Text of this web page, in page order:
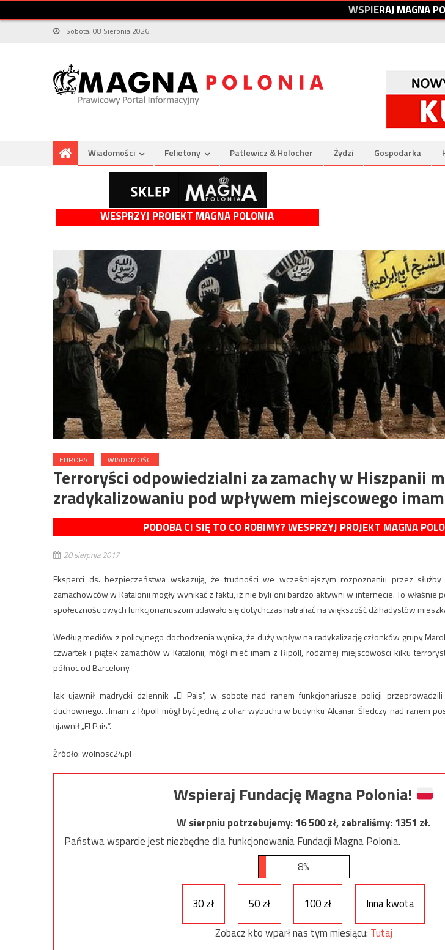
WSPIERAJMAGNAPO
Sobota, 08 Sierpnia 2026
Wiadomości Felietony Patlewicz & Holocher Żydzi Gospodarka
WESPRZYJ PROJEKT MAGNA POLONIA
EUROPA WIADOMOŚCI
Terroryści odpowiedzialni za zamachy w Hiszpanii
zradykalizowaniu pod wpływem miejscowego
PODOBA CI SIĘ TO CO ROBIMY? WESPRZYJ PROJEKT MAGNA
20 sierpnia 2017
Eksperci ds. bezpieczeństwa wskazują, że trudności we wcześniejszym rozpoznaniu przez
zamachowców w Katalonii mogły wynikać z faktu, iż nie byli oni bardzo aktywni w internecie. To właśnie
społecznościowych funkcjonariuszom udawało się dotychczas natrafiać na większość dżihadystów
Według mediów z policyjnego dochodzenia wynika, że duży wpływ na radykalizację członków grupy
czwartek i piątek zamachów w Katalonii, mógł mieć imam z Ripoll, rodzimej miejscowości kilku
północ od Barcelony.
Jak ujawnił madrycki dziennik „El Pais”, w sobotę nad ranem funkcjonariusze policji
duchownego. „Imam z Ripoll mógł być jedną z ofiar wybuchu w budynku Alcanar. Śledczy nad ranem
ujawnił „El Pais”.
Źródło: wolnosc24.pl
Wspieraj Fundację Magna Polonia!
W sierpniu potrzebujemy:16 500zł, zebraliśmy:1351 zł.
Państwa wsparcie jest niezbędne dla funkcjonowania Fundacji Magna Polonia.
8%
30 zł 50 zł 100 zł
Inna kwota
Zobacz kto wparł nas tym miesiącu: Tutaj